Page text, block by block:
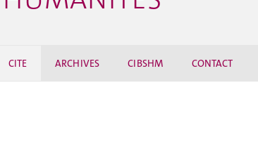
CITE ARCHIVES CIBSHM CONTACT